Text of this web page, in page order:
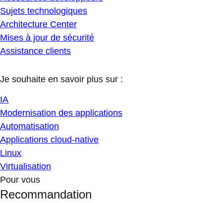
Sujets technologiques
Architecture Center
Mises à jour de sécurité
Assistance clients
Je souhaite en savoir plus sur :
IA
Modernisation des applications
Automatisation
Applications cloud-native
Linux
Virtualisation
Pour vous
Recommandation